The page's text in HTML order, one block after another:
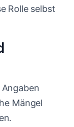
Rolle selbst
Mängel